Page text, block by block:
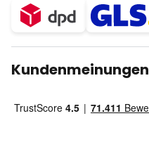
Kundenmeinungen